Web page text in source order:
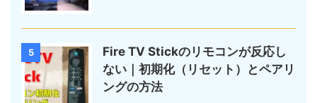
5
Fire TV Stickのリモコンが反応し
ない｜初期化（リセット）とペアリ
ングの方法